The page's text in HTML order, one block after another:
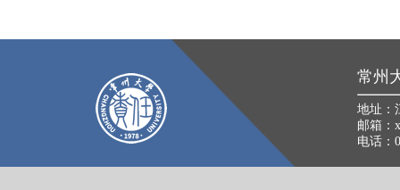
常州
地址：
邮箱：
电话：